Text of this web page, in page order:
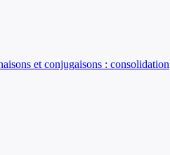
et conjugaisons : consolidation